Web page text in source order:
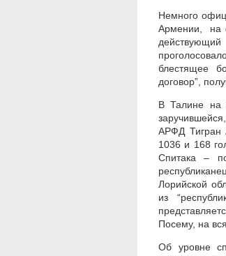
Немного
Армении, на
блестящее
договор”,
В Талине на
АРФД Тигран
1036 и 168
Спитака –
Лорийской
из
Посему, на
Об уровне